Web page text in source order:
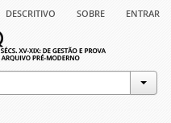
descritivo sobre entrar